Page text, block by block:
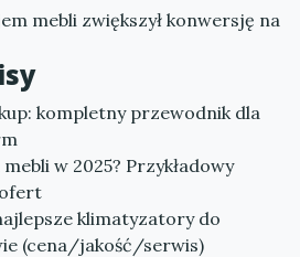
mebli zwiększył konwersję na
kompletny przewodnik dla
w 2025? Przykładowy
klimatyzatory do
(cena/jakość/serwis)